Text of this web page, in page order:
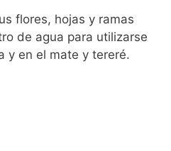
flores, hojas y ramas
de agua para utilizarse
y en el mate y tereré.